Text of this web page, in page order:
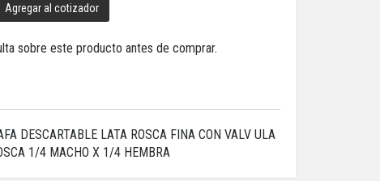
Agregar al cotizador
sobre este producto antes de comprar.
DESCARTABLE LATA ROSCA FINA CON VALV ULA
1/4 MACHO X 1/4 HEMBRA